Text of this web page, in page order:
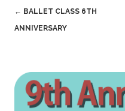
Post
navigation
← BALLET CLASS 6TH
ANNIVERSARY